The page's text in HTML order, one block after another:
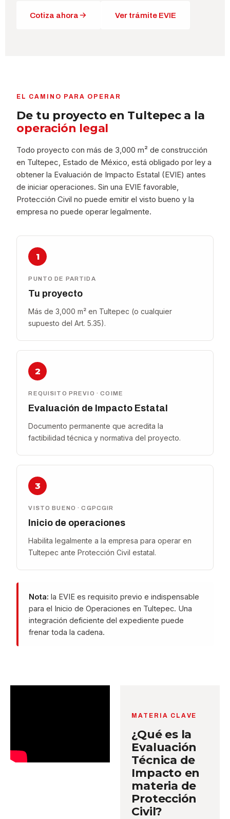
Cotiza ahora Ver trámite EVIE
EL CAMINO PARA OPERAR
De tu proyecto en Tultepec a la
operación legal
Todo proyecto con más de 3,000 m² de construcción
en Tultepec, Estado de México, está obligado por ley a
obtener la Evaluación de Impacto Estatal (EVIE) antes
de iniciar operaciones. Sin una EVIE favorable,
Protección Civil no puede emitir el visto bueno y la
empresa no puede operar legalmente.
1
PUNTO DE PARTIDA
Tu proyecto
Más de 3,000 m² en Tultepec (o cualquier
supuesto del Art. 5.35).
2
REQUISITO PREVIO · COIME
Evaluación de Impacto Estatal
Documento permanente que acredita la
factibilidad técnica y normativa del proyecto.
3
VISTO BUENO · CGPCGIR
Inicio de operaciones
Habilita legalmente a la empresa para operar en
Tultepec ante Protección Civil estatal.
Nota: la EVIE es requisito previo e indispensable
para el Inicio de Operaciones en Tultepec. Una
integración deficiente del expediente puede
frenar toda la cadena.
MATERIA CLAVE
¿Qué es la
Evaluación
Técnica de
Impacto en
materia de
Protección
Civil?